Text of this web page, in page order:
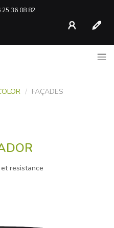
36 08 82
Compte
/ FAÇADES
resistance